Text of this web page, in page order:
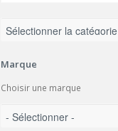
Marque
Choisir une marque